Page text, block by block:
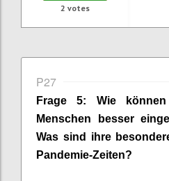
2 votes
P27
Frage 5: Wie
Menschen besser
Was sind ihre
Pandemie-Zeiten?